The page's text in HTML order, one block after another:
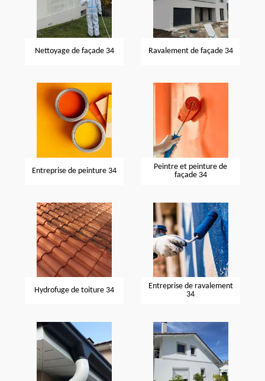
Nettoyage de façade 34 Ravalement de façade 34
Entreprise de peinture 34
Peintre et peinture de
façade 34
Hydrofuge de toiture 34
Entreprise de ravalement
34